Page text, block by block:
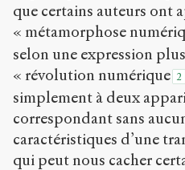
que certains auteurs ont
« métamorphose
selon une expression
« révolution numérique 2
simplement à deux
correspondant sans
caractéristiques d’une
qui peut nous cacher